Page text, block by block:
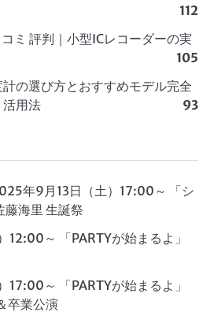
112
ミ 評判｜小型ICレコーダーの実
105
の選び方とおすすめモデル完全
活用法
93
年9月13日（土）17:00～ 「シ
藤海里 生誕祭
～ 「PARTYが始まるよ」
～ 「PARTYが始まるよ」
卒業公演